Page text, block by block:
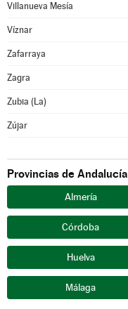
Villanueva Mesía
Víznar
Zafarraya
Zagra
Zubia (La)
Zújar
Provincias de Andalucía
Almería
Córdoba
Huelva
Málaga